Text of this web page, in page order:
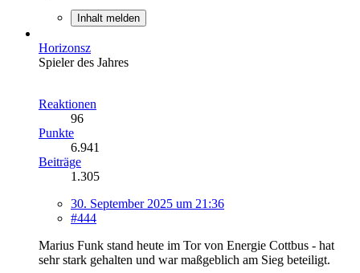
Inhalt melden
Horizonsz
Spieler des Jahres
Reaktionen
96
Punkte
6.941
Beiträge
1.305
30. September 2025 um 21:36
#444
Marius Funk stand heute im Tor von Energie Cottbus - hat
sehr stark gehalten und war maßgeblich am Sieg beteiligt.